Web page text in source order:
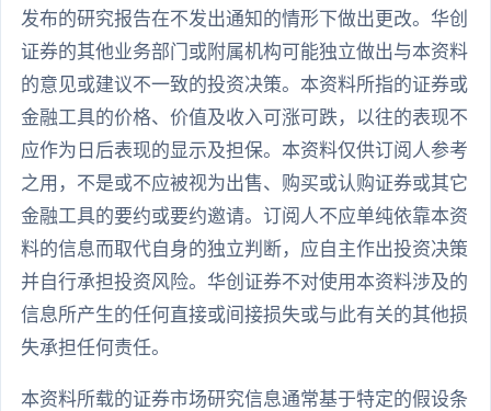
发布的研究报告在不发出通知的情形下做出更改。华创
证券的其他业务部门或附属机构可能独立做出与本资料
的意见或建议不一致的投资决策。本资料所指的证券或
金融工具的价格、价值及收入可涨可跌，以往的表现不
应作为日后表现的显示及担保。本资料仅供订阅人参考
之用，不是或不应被视为出售、购买或认购证券或其它
金融工具的要约或要约邀请。订阅人不应单纯依靠本资
料的信息而取代自身的独立判断，应自主作出投资决策
并自行承担投资风险。华创证券不对使用本资料涉及的
信息所产生的任何直接或间接损失或与此有关的其他损
失承担任何责任。
本资料所载的证券市场研究信息通常基于特定的假设条